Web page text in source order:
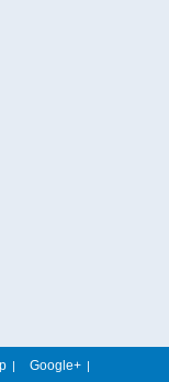
| Google+ |